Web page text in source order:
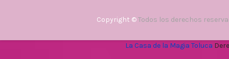
Copyright ©Todos los derechos
La Casa de la Magia Toluca